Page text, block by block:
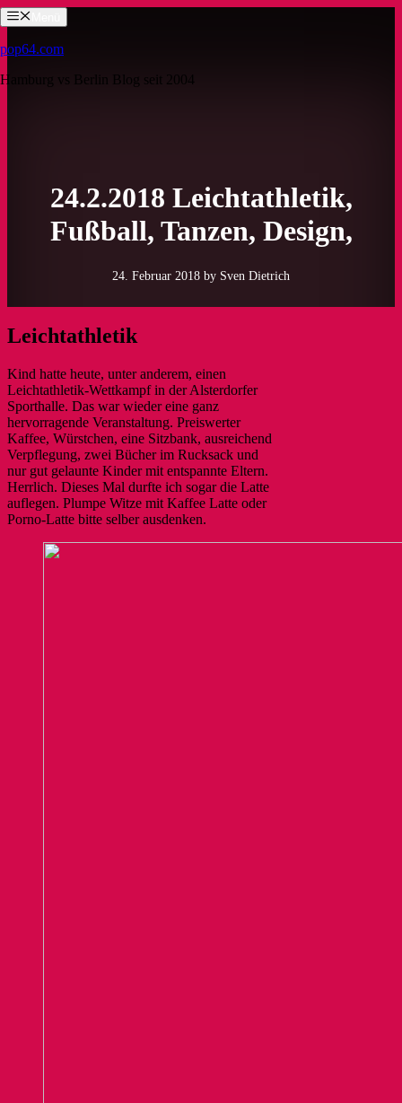
Zum
Inhalt
springen
pop64.com
Hamburg vs Berlin Blog seit 2004
24.2.2018 Leichtathletik,
Fußball, Tanzen, Design,
24. Februar 2018 by Sven Dietrich
Leichtathletik
Kind hatte heute, unter anderem, einen
Leichtathletik-Wettkampf in der Alsterdorfer
Sporthalle. Das war wieder eine ganz
hervorragende Veranstaltung. Preiswerter
Kaffee, Würstchen, eine Sitzbank, ausreichend
Verpflegung, zwei Bücher im Rucksack und
nur gut gelaunte Kinder mit entspannte Eltern.
Herrlich. Dieses Mal durfte ich sogar die Latte
auflegen. Plumpe Witze mit Kaffee Latte oder
Porno-Latte bitte selber ausdenken.